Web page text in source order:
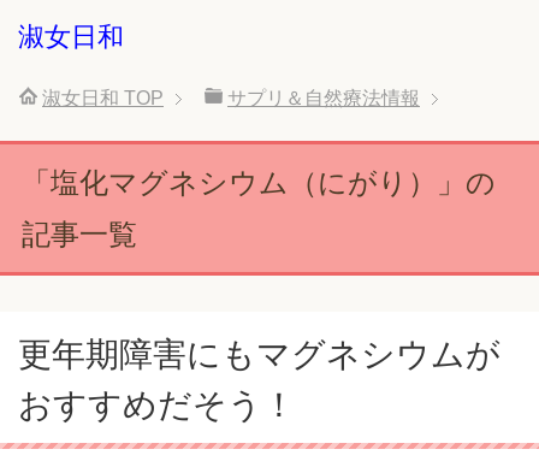
淑女日和
淑女日和 TOP サプリ＆自然療法情報
「塩化マグネシウム（にがり）」の
記事一覧
更年期障害にもマグネシウムが
おすすめだそう！